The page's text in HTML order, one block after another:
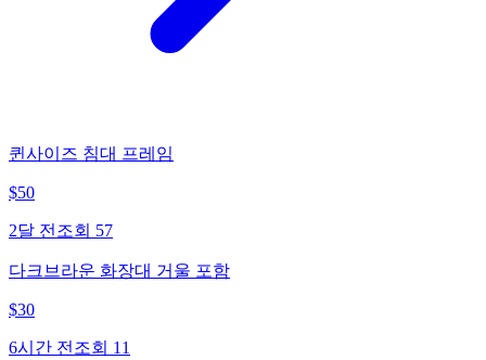
퀸사이즈 침대 프레임
$50
2달 전 조회 57
다크브라운 화장대 거울 포함
$30
6시간 전 조회 11